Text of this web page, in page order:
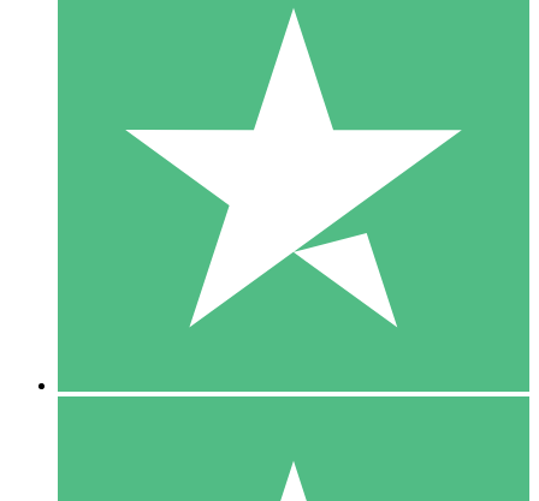
Individuella Kreditpaket
Betala per användning med nedladdningskrediter. Inget
1 Nedladdningar
10 00
10 Nedladdningar